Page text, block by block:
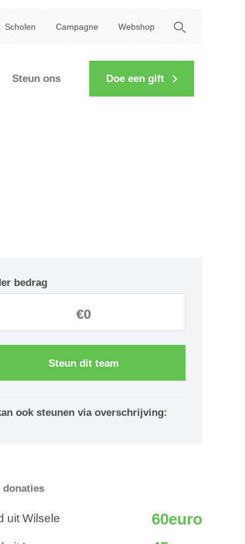
Scholen Campagne Webshop
Steun ons Doe een gift
bedrag
Steun dit team
ook steunen via overschrijving:
donaties
uit Wilsele 60euro